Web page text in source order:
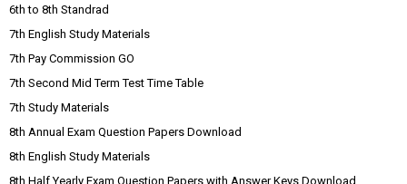
6th to 8th Standrad
7th English Study Materials
7th Pay Commission GO
7th Second Mid Term Test Time Table
7th Study Materials
8th Annual Exam Question Papers Download
8th English Study Materials
8th Half Yearly Exam Question Papers with Answer Keys Download